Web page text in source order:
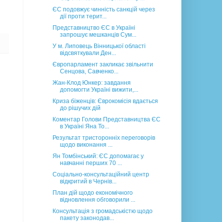
ЄС подовжує чинність санкцій через
дії проти терит...
Представництво ЄС в Україні
запрошує мешканців Сум...
У м. Липовець Вінницької області
відсвяткували Ден...
Європарламент закликає звільнити
Сенцова, Савченко...
Жан-Клод Юнкер: завдання
допомогти Україні вижити,...
Криза біженців: Єврокомісія вдається
до рішучих дій
Коментар Голови Представництва ЄС
в Україні Яна То...
Результат тристоронніх переговорів
щодо виконання ...
Ян Томбінський: ЄС допомагає у
навчанні перших 70 ...
Соціально-консультаційний центр
відкритий в Чернів...
План дій щодо економічного
відновлення обговорили ...
Консультація з громадськістю щодо
пакету законодав...